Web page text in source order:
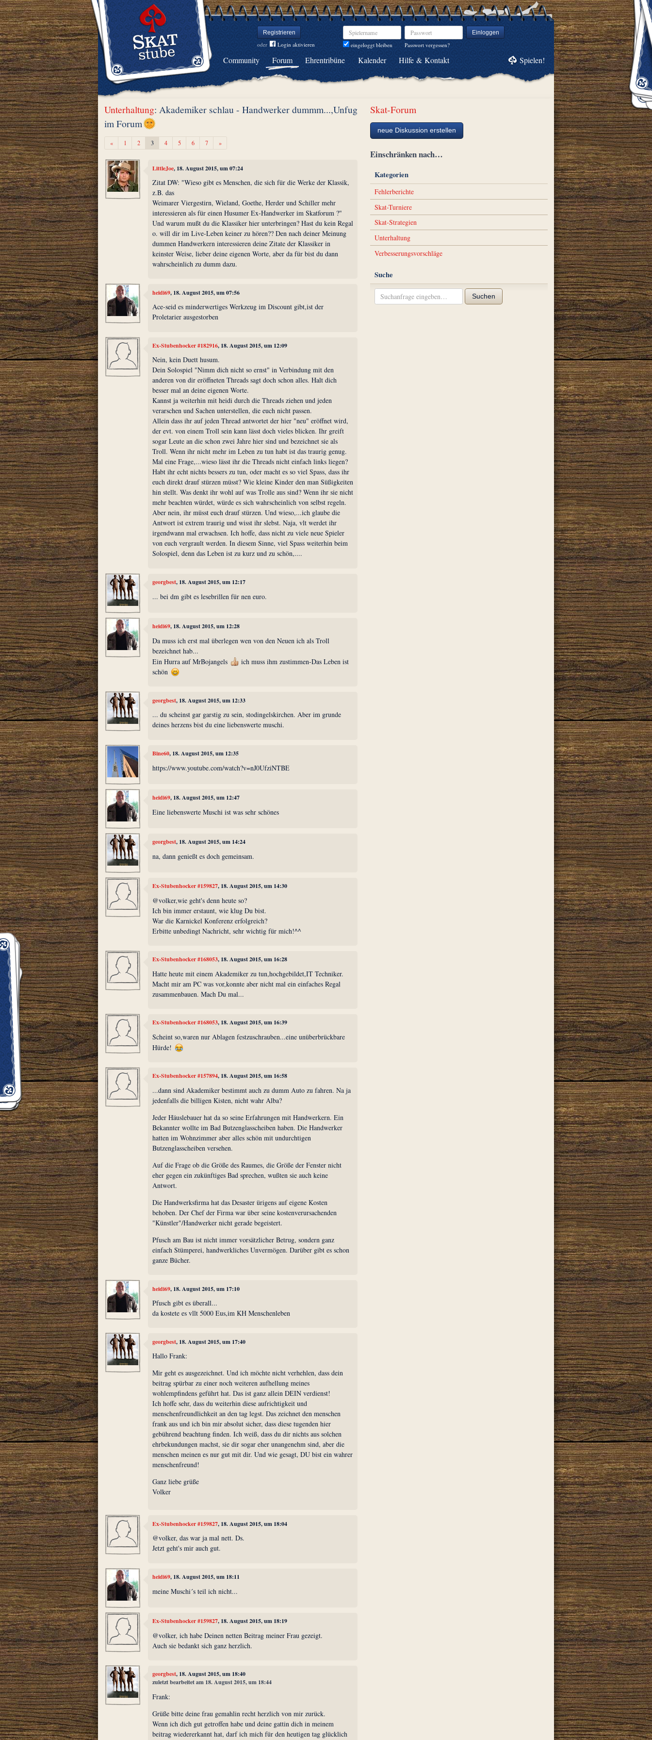
Registrieren
oder Login aktivieren
Spielername
eingeloggt bleiben
Passwort Einloggen
Passwort vergessen?
Community Forum Ehrentribüne Kalender Hilfe & Kontakt Spielen!
Unterhaltung: Akademiker schlau - Handwerker dummm...,Unfug
im Forum
«Zurück1 2 3 4 5 6 7 »Weiter
LittleJoe, 18. August 2015, um 07:24
Zitat DW: "Wieso gibt es Menschen, die sich für die Werke der Klassik,
z.B. das
Weimarer Viergestirn, Wieland, Goethe, Herder und Schiller mehr
interessieren als für einen Husumer Ex-Handwerker im Skatforum ?"
Und warum mußt du die Klassiker hier unterbringen? Hast du kein Regal
o. will dir im Live-Leben keiner zu hören?? Den nach deiner Meinung
dummen Handwerkern interessieren deine Zitate der Klassiker in
keinster Weise, lieber deine eigenen Worte, aber da für bist du dann
wahrscheinlich zu dumm dazu.
heidi69, 18. August 2015, um 07:56
Ace-seid es minderwertiges Werkzeug im Discount gibt,ist der
Proletarier ausgestorben
Ex-Stubenhocker #182916, 18. August 2015, um 12:09
Nein, kein Duett husum.
Dein Solospiel "Nimm dich nicht so ernst" in Verbindung mit den
anderen von dir eröffneten Threads sagt doch schon alles. Halt dich
besser mal an deine eigenen Worte.
Kannst ja weiterhin mit heidi durch die Threads ziehen und jeden
verarschen und Sachen unterstellen, die euch nicht passen.
Allein dass ihr auf jeden Thread antwortet der hier "neu" eröffnet wird,
der evt. von einem Troll sein kann lässt doch vieles blicken. Ihr greift
sogar Leute an die schon zwei Jahre hier sind und bezeichnet sie als
Troll. Wenn ihr nicht mehr im Leben zu tun habt ist das traurig genug.
Mal eine Frage,...wieso lässt ihr die Threads nicht einfach links liegen?
Habt ihr echt nichts bessers zu tun, oder macht es so viel Spass, dass ihr
euch direkt drauf stürzen müsst? Wie kleine Kinder den man Süßigkeiten
hin stellt. Was denkt ihr wohl auf was Trolle aus sind? Wenn ihr sie nicht
mehr beachten würdet, würde es sich wahrscheinlich von selbst regeln.
Aber nein, ihr müsst euch drauf stürzen. Und wieso,...ich glaube die
Antwort ist extrem traurig und wisst ihr slebst. Naja, vlt werdet ihr
irgendwann mal erwachsen. Ich hoffe, dass nicht zu viele neue Spieler
von euch vergrault werden. In diesem Sinne, viel Spass weiterhin beim
Solospiel, denn das Leben ist zu kurz und zu schön,....
georgbest, 18. August 2015, um 12:17
... bei dm gibt es lesebrillen für nen euro.
heidi69, 18. August 2015, um 12:28
Da muss ich erst mal überlegen wen von den Neuen ich als Troll
bezeichnet hab...
Ein Hurra auf MrBojangels
ich muss ihm zustimmen-Das Leben ist
schön
georgbest, 18. August 2015, um 12:33
... du scheinst gar garstig zu sein, stodingelskirchen. Aber im grunde
deines herzens bist du eine liebenswerte muschi.
Bine60, 18. August 2015, um 12:35
https://www.youtube.com/watch?v=nJ0UfziNTBE
heidi69, 18. August 2015, um 12:47
Eine liebenswerte Muschi ist was sehr schönes
georgbest, 18. August 2015, um 14:24
na, dann genießt es doch gemeinsam.
Ex-Stubenhocker #159827, 18. August 2015, um 14:30
@volker,wie geht's denn heute so?
Ich bin immer erstaunt, wie klug Du bist.
War die Karnickel Konferenz erfolgreich?
Erbitte unbedingt Nachricht, sehr wichtig für mich!^^
Ex-Stubenhocker #168053, 18. August 2015, um 16:28
Hatte heute mit einem Akademiker zu tun,hochgebildet,IT Techniker.
Macht mir am PC was vor,konnte aber nicht mal ein einfaches Regal
zusammenbauen. Mach Du mal...
Ex-Stubenhocker #168053, 18. August 2015, um 16:39
Scheint so,waren nur Ablagen festzuschrauben...eine unüberbrückbare
Hürde!
Ex-Stubenhocker #157894, 18. August 2015, um 16:58
...dann sind Akademiker bestimmt auch zu dumm Auto zu fahren. Na ja
jedenfalls die billigen Kisten, nicht wahr Alba?
Jeder Häuslebauer hat da so seine Erfahrungen mit Handwerkern. Ein
Bekannter wollte im Bad Butzenglasscheiben haben. Die Handwerker
hatten im Wohnzimmer aber alles schön mit undurchtigen
Butzenglasscheiben versehen.
Auf die Frage ob die Größe des Raumes, die Größe der Fenster nicht
eher gegen ein zukünftiges Bad sprechen, wußten sie auch keine
Antwort.
Die Handwerksfirma hat das Desaster ürigens auf eigene Kosten
behoben. Der Chef der Firma war über seine kostenverursachenden
"Künstler"/Handwerker nicht gerade begeistert.
Pfusch am Bau ist nicht immer vorsätzlicher Betrug, sondern ganz
einfach Stümperei, handwerkliches Unvermögen. Darüber gibt es schon
ganze Bücher.
heidi69, 18. August 2015, um 17:10
Pfusch gibt es überall...
da kostete es vllt 5000 Eus,im KH Menschenleben
georgbest, 18. August 2015, um 17:40
Hallo Frank:
Mir geht es ausgezeichnet. Und ich möchte nicht verhehlen, dass dein
beitrag spürbar zu einer noch weiteren aufhellung meines
wohlempfindens geführt hat. Das ist ganz allein DEIN verdienst!
Ich hoffe sehr, dass du weiterhin diese aufrichtigkeit und
menschenfreundlichkeit an den tag legst. Das zeichnet den menschen
frank aus und ich bin mir absolut sicher, dass diese tugenden hier
gebührend beachtung finden. Ich weiß, dass du dir nichts aus solchen
ehrbekundungen machst, sie dir sogar eher unangenehm sind, aber die
menschen meinen es nur gut mit dir. Und wie gesagt, DU bist ein wahrer
menschenfreund!
Ganz liebe grüße
Volker
Ex-Stubenhocker #159827, 18. August 2015, um 18:04
@volker, das war ja mal nett. Ds.
Jetzt geht's mir auch gut.
heidi69, 18. August 2015, um 18:11
meine Muschi´s teil ich nicht...
Ex-Stubenhocker #159827, 18. August 2015, um 18:19
@volker, ich habe Deinen netten Beitrag meiner Frau gezeigt.
Auch sie bedankt sich ganz herzlich.
georgbest, 18. August 2015, um 18:40
zuletzt bearbeitet am 18. August 2015, um 18:44
Frank:
Grüße bitte deine frau gemahlin recht herzlich von mir zurück.
Wenn ich dich gut getroffen habe und deine gattin dich in meinem
beitrag wiedererkannt hat, darf ich mich für den heutigen tag glücklich
Skat-Forum
neue Diskussion erstellen
Einschränken nach…
Kategorien
Fehlerberichte
Skat-Turniere
Skat-Strategien
Unterhaltung
Verbesserungsvorschläge
Suche
Suchen